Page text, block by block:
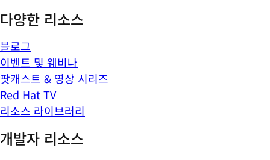
다양한 리소스
블로그
이벤트 및 웨비나
팟캐스트 & 영상 시리즈
Red Hat TV
리소스 라이브러리
개발자 리소스